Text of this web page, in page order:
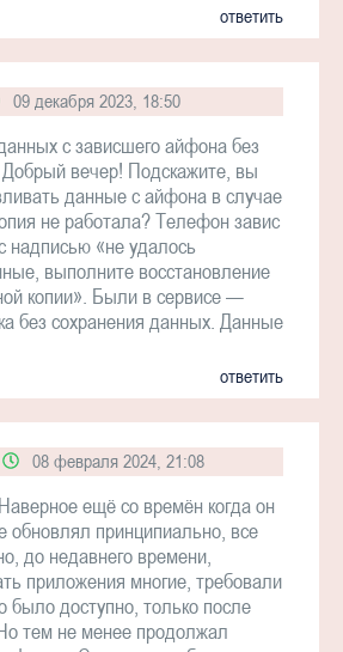
ответить
09 декабря 2023, 18:50
с зависшего айфона без
Добрый вечер! Подскажите, вы
данные с айфона в случае
не работала? Телефон завис
надписью «не удалось
выполните восстановление
копии». Были в сервисе —
без сохранения данных. Данные
ответить
08 февраля 2024, 21:08
ещё со времён когда он
принципиально, все
до недавнего времени,
приложения многие, требовали
было доступно, только после
тем не менее продолжал